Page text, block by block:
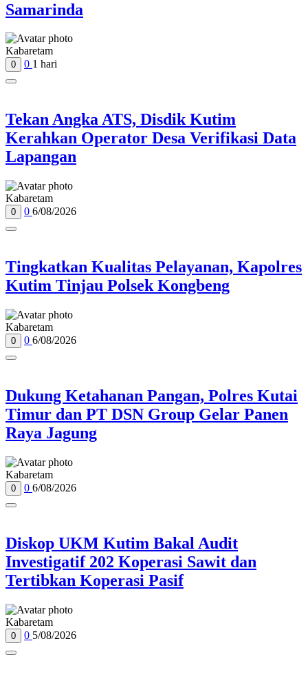
Samarinda
Kabaretam
0 0 1 hari
Tekan Angka ATS, Disdik Kutim
Kerahkan Operator Desa Verifikasi Data
Lapangan
Kabaretam
0 0 6/08/2026
Tingkatkan Kualitas Pelayanan, Kapolres
Kutim Tinjau Polsek Kongbeng
Kabaretam
0 0 6/08/2026
Dukung Ketahanan Pangan, Polres Kutai
Timur dan PT DSN Group Gelar Panen
Raya Jagung
Kabaretam
0 0 6/08/2026
Diskop UKM Kutim Bakal Audit
Investigatif 202 Koperasi Sawit dan
Tertibkan Koperasi Pasif
Kabaretam
0 0 5/08/2026